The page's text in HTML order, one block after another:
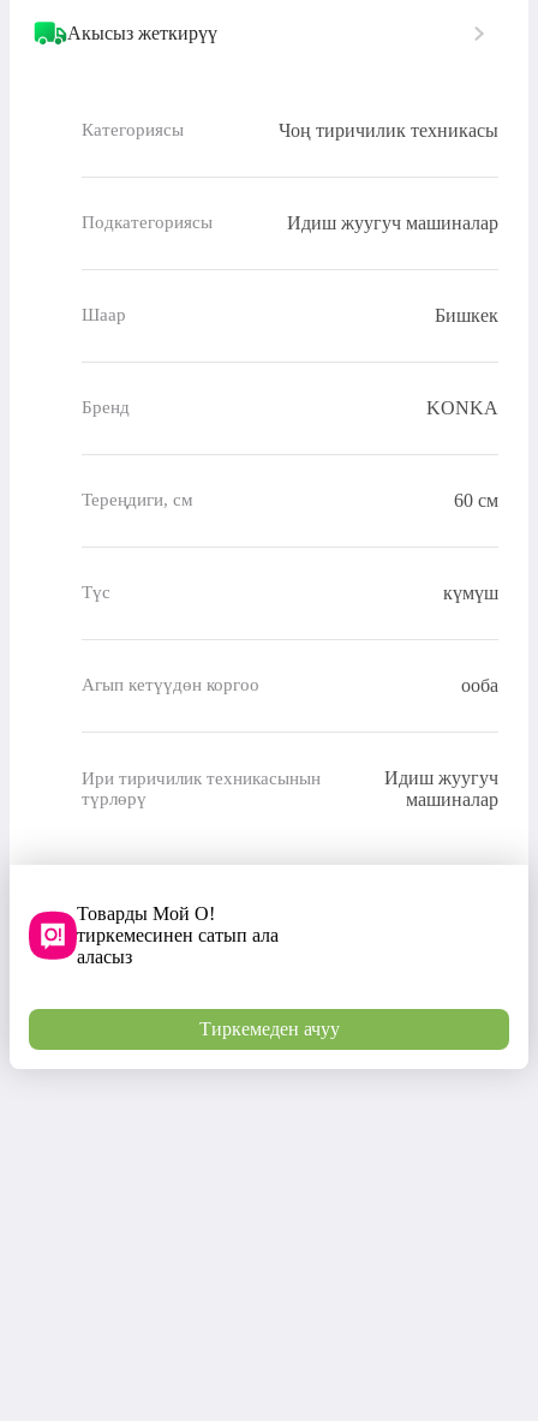
Акысыз жеткирүү
Категориясы Чоң тиричилик техникасы
Подкатегориясы Идиш жуугуч машиналар
Шаар Бишкек
Бренд KONKA
Тереңдиги, см 60 см
Түс күмүш
Агып кетүүдөн коргоо ооба
Ири тиричилик техникасынын
түрлөрү
Идиш жуугуч
машиналар
Товарды Мой О!
тиркемесинен сатып ала
аласыз
Тиркемеден ачуу